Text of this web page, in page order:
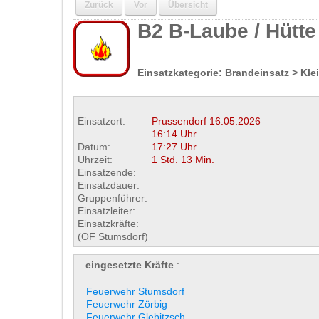
Zurück Vor Übersicht
B2 B-Laube / Hütte
Einsatzkategorie: Brandeinsatz >
Einsatzort:
Datum:
Uhrzeit:
Einsatzende:
Einsatzdauer:
Gruppenführer:
Einsatzleiter:
Einsatzkräfte:
(OF Stumsdorf)
Prussendorf 16.05.2026
16:14 Uhr
17:27 Uhr
1 Std. 13 Min.
eingesetzte Kräfte :
Feuerwehr Stumsdorf
Feuerwehr Zörbig